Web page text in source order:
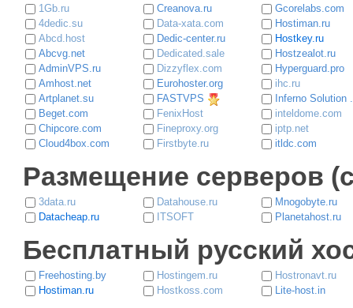
1Gb.ru
4dedic.su
Abcd.host
Abcvg.net
AdminVPS.ru
Amhost.net
Artplanet.su
Beget.com
Chipcore.com
Cloud4box.com
Creanova.ru
Data-xata.com
Dedic-center.ru
Dedicated.sale
Dizzyflex.com
Eurohoster.org
FASTVPS
FenixHost
Fineproxy.org
Firstbyte.ru
Gcorelabs.com
Hostiman.ru
Hostkey.ru
Hostzealot.ru
Hyperguard.pro
ihc.ru
Inferno Solution
inteldome.com
iptp.net
itldc.com
Размещение серверов
3data.ru
Datacheap.ru
Datahouse.ru
ITSOFT
Mnogobyte.ru
Planetahost.ru
Бесплатный русский
Freehosting.by
Hostiman.ru
Hostingem.ru
Hostkoss.com
Hostronavt.ru
Lite-host.in